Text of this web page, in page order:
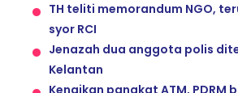
TH teliti memorandum NGO,
syor RCI
Jenazah dua anggota polis
Kelantan